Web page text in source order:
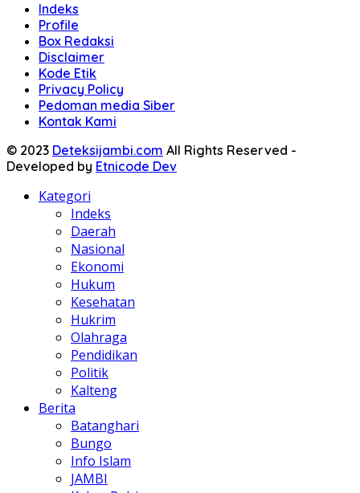
Indeks
Profile
Box Redaksi
Disclaimer
Kode Etik
Privacy Policy
Pedoman media Siber
Kontak Kami
© 2023 Deteksijambi.com All Rights Reserved -
Developed by Etnicode Dev
Kategori
Indeks
Daerah
Nasional
Ekonomi
Hukum
Kesehatan
Hukrim
Olahraga
Pendidikan
Politik
Kalteng
Berita
Batanghari
Bungo
Info Islam
JAMBI